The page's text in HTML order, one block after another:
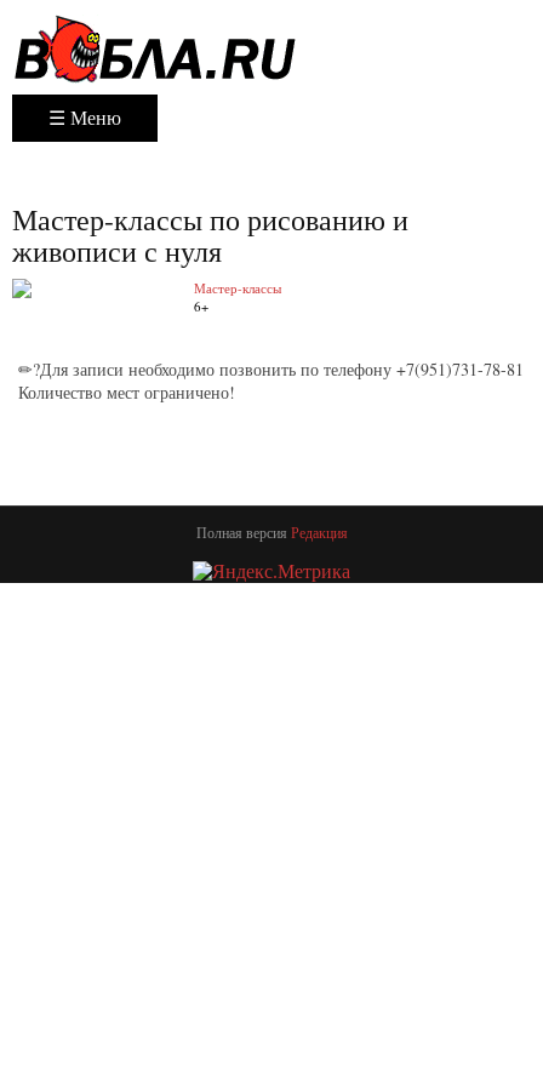
☰ Меню
Мастер-классы по рисованию и
живописи с нуля
Мастер-классы
6+
✏?Для записи необходимо позвонить по телефону +7(951)731-78-81
Количество мест ограничено!
Полная версия Редакция